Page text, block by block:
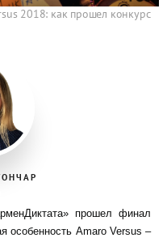
2018: как прошел конкурс
прошел финал
особенность Amaro Versus –